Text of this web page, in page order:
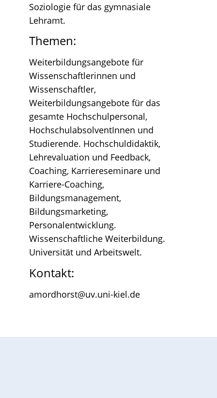
Soziologie für das gymnasiale
Lehramt.
Themen:
Weiterbildungsangebote für
Wissenschaftlerinnen und
Wissenschaftler,
Weiterbildungsangebote für das
gesamte Hochschulpersonal,
HochschulabsolventInnen und
Studierende. Hochschuldidaktik,
Lehrevaluation und Feedback,
Coaching, Karriereseminare und
Karriere-Coaching,
Bildungsmanagement,
Bildungsmarketing,
Personalentwicklung.
Wissenschaftliche Weiterbildung.
Universität und Arbeitswelt.
Kontakt:
amordhorst@uv.uni-kiel.de